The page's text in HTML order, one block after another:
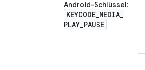
Android-Schlüssel:
KEYCODE_MEDIA_
PLAY_PAUSE